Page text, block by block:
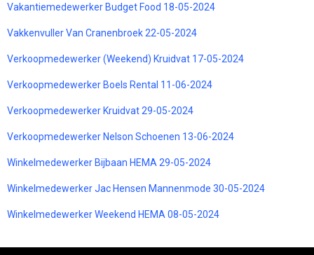
Vakantiemedewerker Budget Food 18-05-2024
Vakkenvuller Van Cranenbroek 22-05-2024
Verkoopmedewerker (Weekend) Kruidvat 17-05-2024
Verkoopmedewerker Boels Rental 11-06-2024
Verkoopmedewerker Kruidvat 29-05-2024
Verkoopmedewerker Nelson Schoenen 13-06-2024
Winkelmedewerker Bijbaan HEMA 29-05-2024
Winkelmedewerker Jac Hensen Mannenmode 30-05-2024
Winkelmedewerker Weekend HEMA 08-05-2024